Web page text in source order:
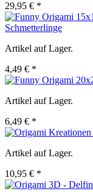
29,95 € *
Schmetterlinge
Artikel auf Lager.
4,49 € *
Artikel auf Lager.
6,49 € *
Artikel auf Lager.
10,95 € *